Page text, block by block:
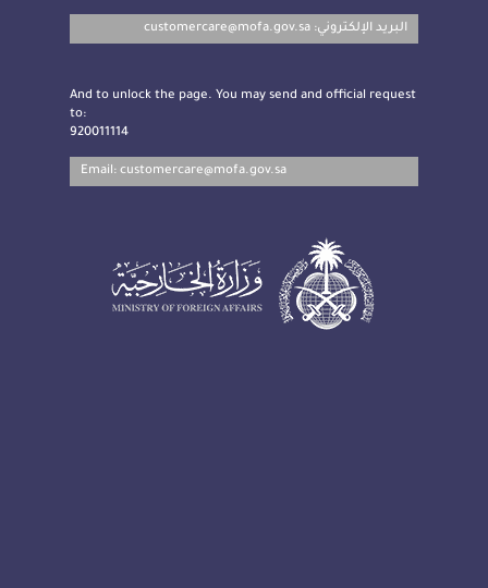
البريد الإلكتروني: customercare@mofa.gov.sa
And to unlock the page. You may send and official request
to:
920011114
Email: customercare@mofa.gov.sa